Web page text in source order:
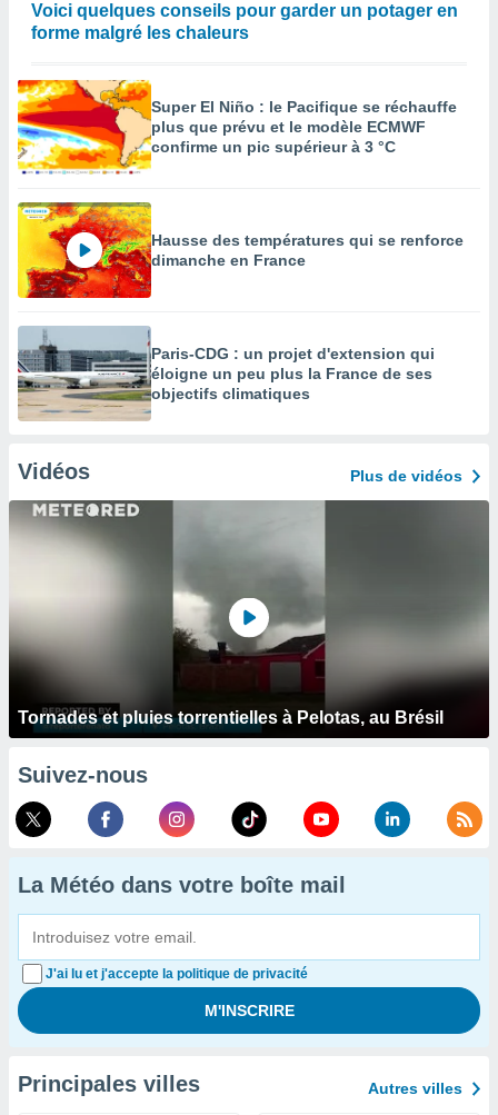
Voici quelques conseils pour garder un potager en
forme malgré les chaleurs
Super El Niño : le Pacifique se réchauffe
plus que prévu et le modèle ECMWF
confirme un pic supérieur à 3 °C
Hausse des températures qui se renforce
dimanche en France
Paris-CDG : un projet d'extension qui
éloigne un peu plus la France de ses
objectifs climatiques
Vidéos Plus de vidéos
Tornades et pluies torrentielles à Pelotas, au Brésil
Suivez-nous
La Météo dans votre boîte mail
J'ai lu et j'accepte la politique de privacité
Principales villes Autres villes